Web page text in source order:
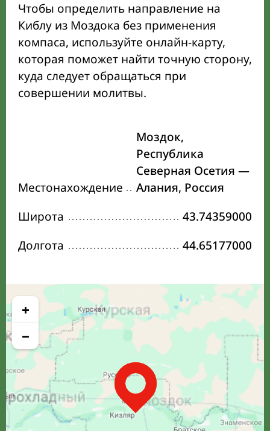
Чтобы определить направление на
Киблу из Моздока без применения
компаса, используйте онлайн-карту,
которая поможет найти точную сторону,
куда следует обращаться при
совершении молитвы.
Местонахождение
Моздок,
Республика
Северная Осетия —
Алания, Россия
Широта
43.74359000
Долгота
44.65177000
+
−